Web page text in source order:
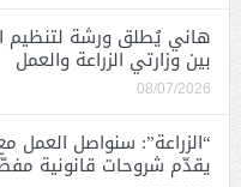
هاني يُطلق ورشة لتنظيم
بين وزارتي الزراعة والعمل
08/07/2026
“الزراعة”: سنواصل
يقدّم شروحات قانونية